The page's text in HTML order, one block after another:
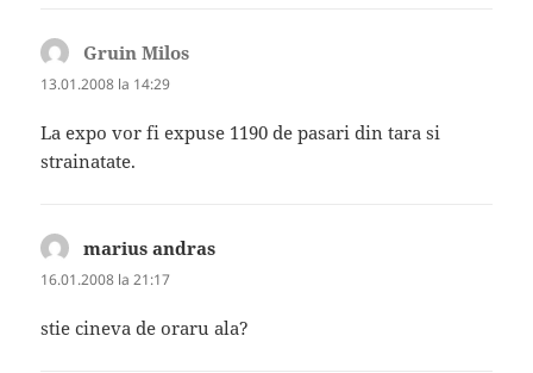
Gruin Milos
13.01.2008 la 14:29
La expo vor fi expuse 1190 de pasari din tara si
strainatate.
marius andras
16.01.2008 la 21:17
stie cineva de oraru ala?